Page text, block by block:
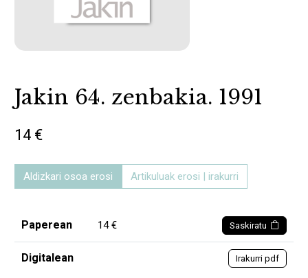
Jakin 64. zenbakia. 1991
14 €
Aldizkari osoa erosi Artikuluak erosi | irakurri
Paperean 14 € Saskiratu
Digitalean Irakurri pdf